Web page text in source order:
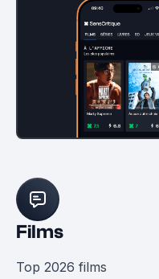
Films
Top 2026 films